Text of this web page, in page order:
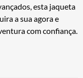
esta jaqueta
a sua agora e
com confiança.